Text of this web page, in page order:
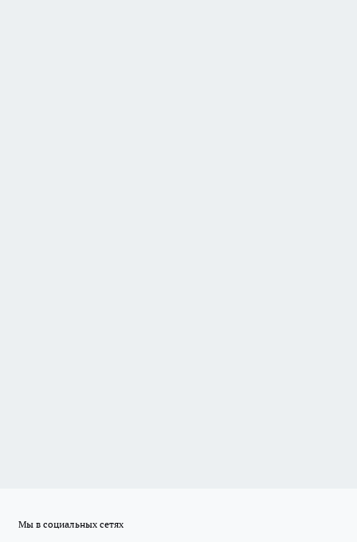
Мы в социальных сетях